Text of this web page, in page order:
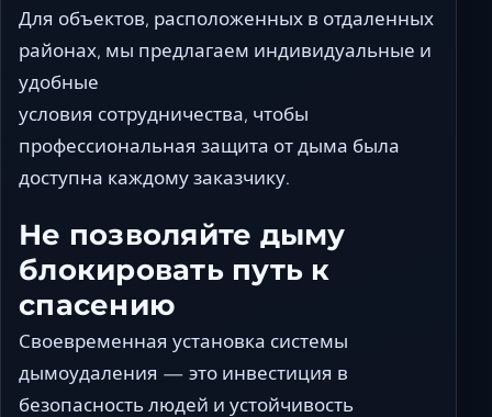
Для объектов, расположенных в отдаленных
районах, мы предлагаем индивидуальные и
удобные
условия сотрудничества, чтобы
профессиональная защита от дыма была
доступна каждому заказчику.
Не позволяйте дыму
блокировать путь к
спасению
Своевременная установка системы
дымоудаления — это инвестиция в
безопасность людей и устойчивость